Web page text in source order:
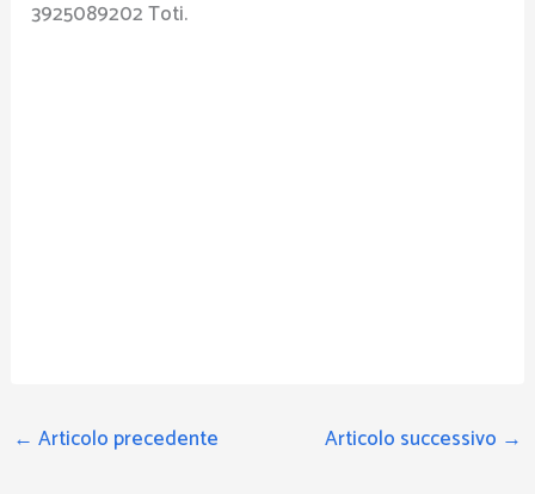
3925089202 Toti.
← Articolo precedente Articolo successivo →